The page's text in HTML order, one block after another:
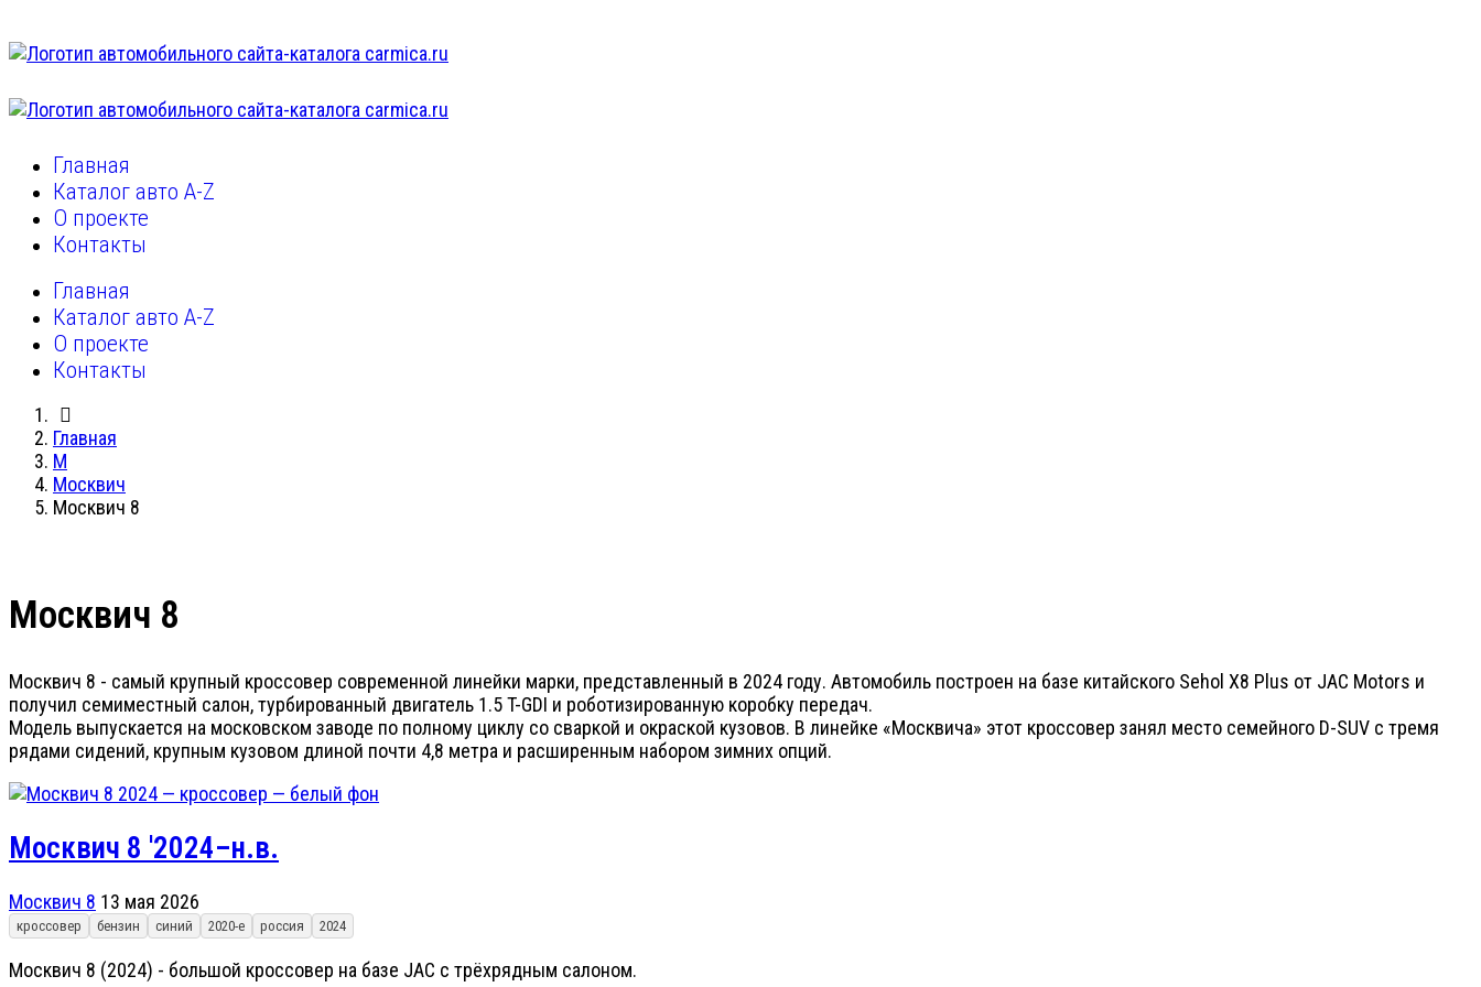
Главная
Каталог авто A-Z
О проекте
Контакты
Главная
Каталог авто A-Z
О проекте
Контакты
Главная
М
Москвич
Москвич 8
Москвич 8
Москвич 8 - самый крупный кроссовер современной линейки марки, представленный в 2024 году. Автомобиль построен на базе китайского Sehol X8 Plus от JAC Motors и
получил семиместный салон, турбированный двигатель 1.5 T-GDI и роботизированную коробку передач.
Модель выпускается на московском заводе по полному циклу со сваркой и окраской кузовов. В линейке «Москвича» этот кроссовер занял место семейного D-SUV с тремя
рядами сидений, крупным кузовом длиной почти 4,8 метра и расширенным набором зимних опций.
Москвич 8 '2024–н.в.
Москвич 8 13 мая 2026
кроссовер бензин синий 2020-е россия 2024
Москвич 8 (2024) - большой кроссовер на базе JAC с трёхрядным салоном.